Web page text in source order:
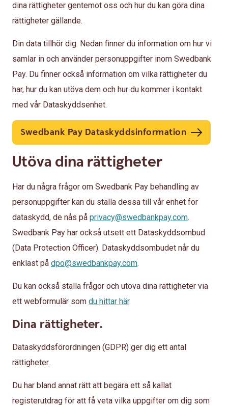
dina rättigheter gentemot oss och hur du kan göra dina
rättigheter gällande.
Din data tillhör dig. Nedan finner du information om hur vi
samlar in och använder personuppgifter inom Swedbank
Pay. Du finner också information om vilka rättigheter du
har, hur du kan utöva dem och hur du kommer i kontakt
med vår Dataskyddsenhet.
Swedbank Pay Dataskyddsinformation
Utöva dina rättigheter
Har du några frågor om Swedbank Pay behandling av
personuppgifter kan du ställa dessa till vår enhet för
dataskydd, de nås på privacy@swedbankpay.com.
Swedbank Pay har också utsett ett Dataskyddsombud
(Data Protection Officer). Dataskyddsombudet når du
enklast på dpo@swedbankpay.com.
Du kan också ställa frågor och utöva dina rättigheter via
ett webformulär som du hittar här.
Dina rättigheter.
Dataskyddsförordningen (GDPR) ger dig ett antal
rättigheter.
Du har bland annat rätt att begära ett så kallat
registerutdrag för att få veta vilka uppgifter om dig som